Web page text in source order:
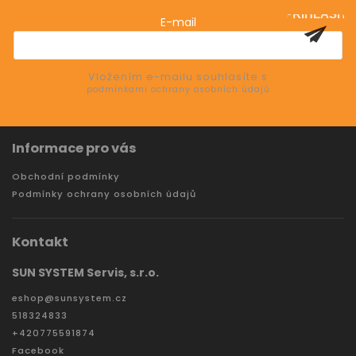
E-mail
Vložením e-mailu souhlasíte s
podmínkami ochrany osobních údajů
PŘIHLÁSIT
Informace pro vás
Obchodní podmínky
Podmínky ochrany osobních údajů
Kontakt
SUN SYSTEM Servis, s.r.o.
eshop@sunsystem.cz
518324833
+420775591874
Facebook